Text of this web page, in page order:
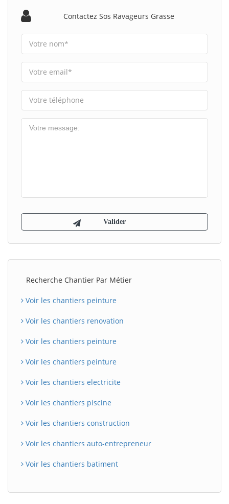
Contactez Sos Ravageurs Grasse
Recherche Chantier Par Métier
Voir les chantiers peinture
Voir les chantiers renovation
Voir les chantiers peinture
Voir les chantiers peinture
Voir les chantiers electricite
Voir les chantiers piscine
Voir les chantiers construction
Voir les chantiers auto-entrepreneur
Voir les chantiers batiment